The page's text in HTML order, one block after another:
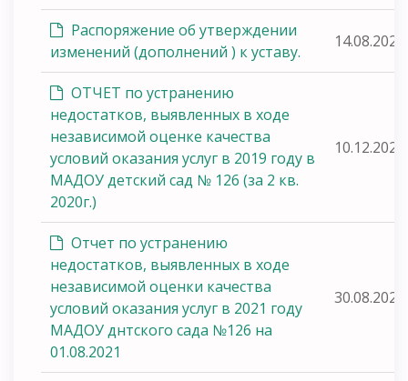
Распоряжение об утверждении
изменений (дополнений ) к уставу.
14.08.2020
ОТЧЕТ по устранению
недостатков, выявленных в ходе
независимой оценке качества
условий оказания услуг в 2019 году в
МАДОУ детский сад № 126 (за 2 кв.
2020г.)
10.12.2020
Отчет по устранению
недостатков, выявленных в ходе
независимой оценки качества
условий оказания услуг в 2021 году
МАДОУ днтского сада №126 на
01.08.2021
30.08.2021